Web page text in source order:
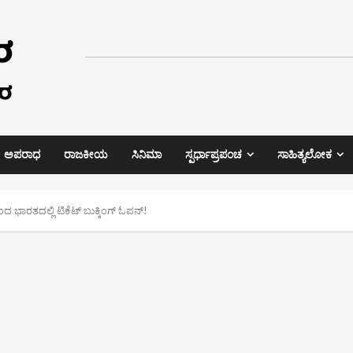
ಅಪರಾಧ ರಾಜಕೀಯ ಸಿನಿಮಾ ಸ್ಪರ್ಧಾಪ್ರಪಂಚ ಸಾಹಿತ್ಯಲೋಕ
ಭಾರತದಲ್ಲಿ ಟಿಕೆಟ್ ಬುಕ್ಕಿಂಗ್ ಓಪನ್!